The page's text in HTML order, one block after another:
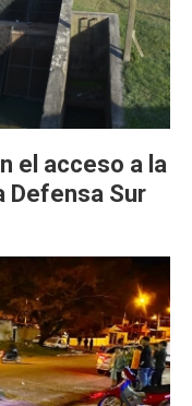
el acceso a la
Defensa Sur